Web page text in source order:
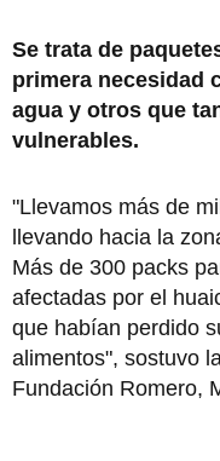
Se trata de
primera necesidad
agua y otros que
vulnerables.
"Llevamos más de
llevando hacia la
Más de 300 packs
afectadas por el
que habían perdido
alimentos", sostuvo
Fundación Romero,